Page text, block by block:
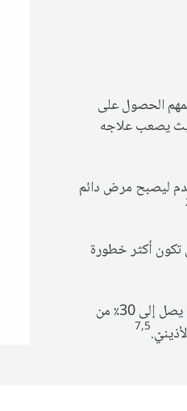
الحصول على
يصعب علاجه
ليصبح مرض دائم
تكون أكثر خطورة
الرجفان الأذينيّ هو أحد الأسباب الأكثر شيوعًا للسكتة الدماغية -ما يصل إلى 30٪ من
7,5